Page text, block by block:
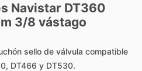
Navistar DT360
3​/​8 vástago
sello de válvula compatible
DT466 y DT530.